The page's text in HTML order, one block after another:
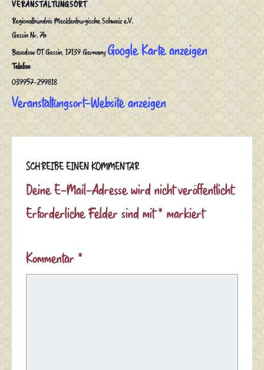
VERANSTALTUNGSORT
Regionalbündnis Mecklenburgische Schweiz e.V.
Gessin Nr. 7b
Basedow OT Gessin, 17139 Germany Google Karte anzeigen
Telefon
039957-299818
Veranstaltungsort-Website anzeigen
SCHREIBE EINEN KOMMENTAR
Deine E-Mail-Adresse wird nicht veröffentlicht.
Erforderliche Felder sind mit* markiert
Kommentar *